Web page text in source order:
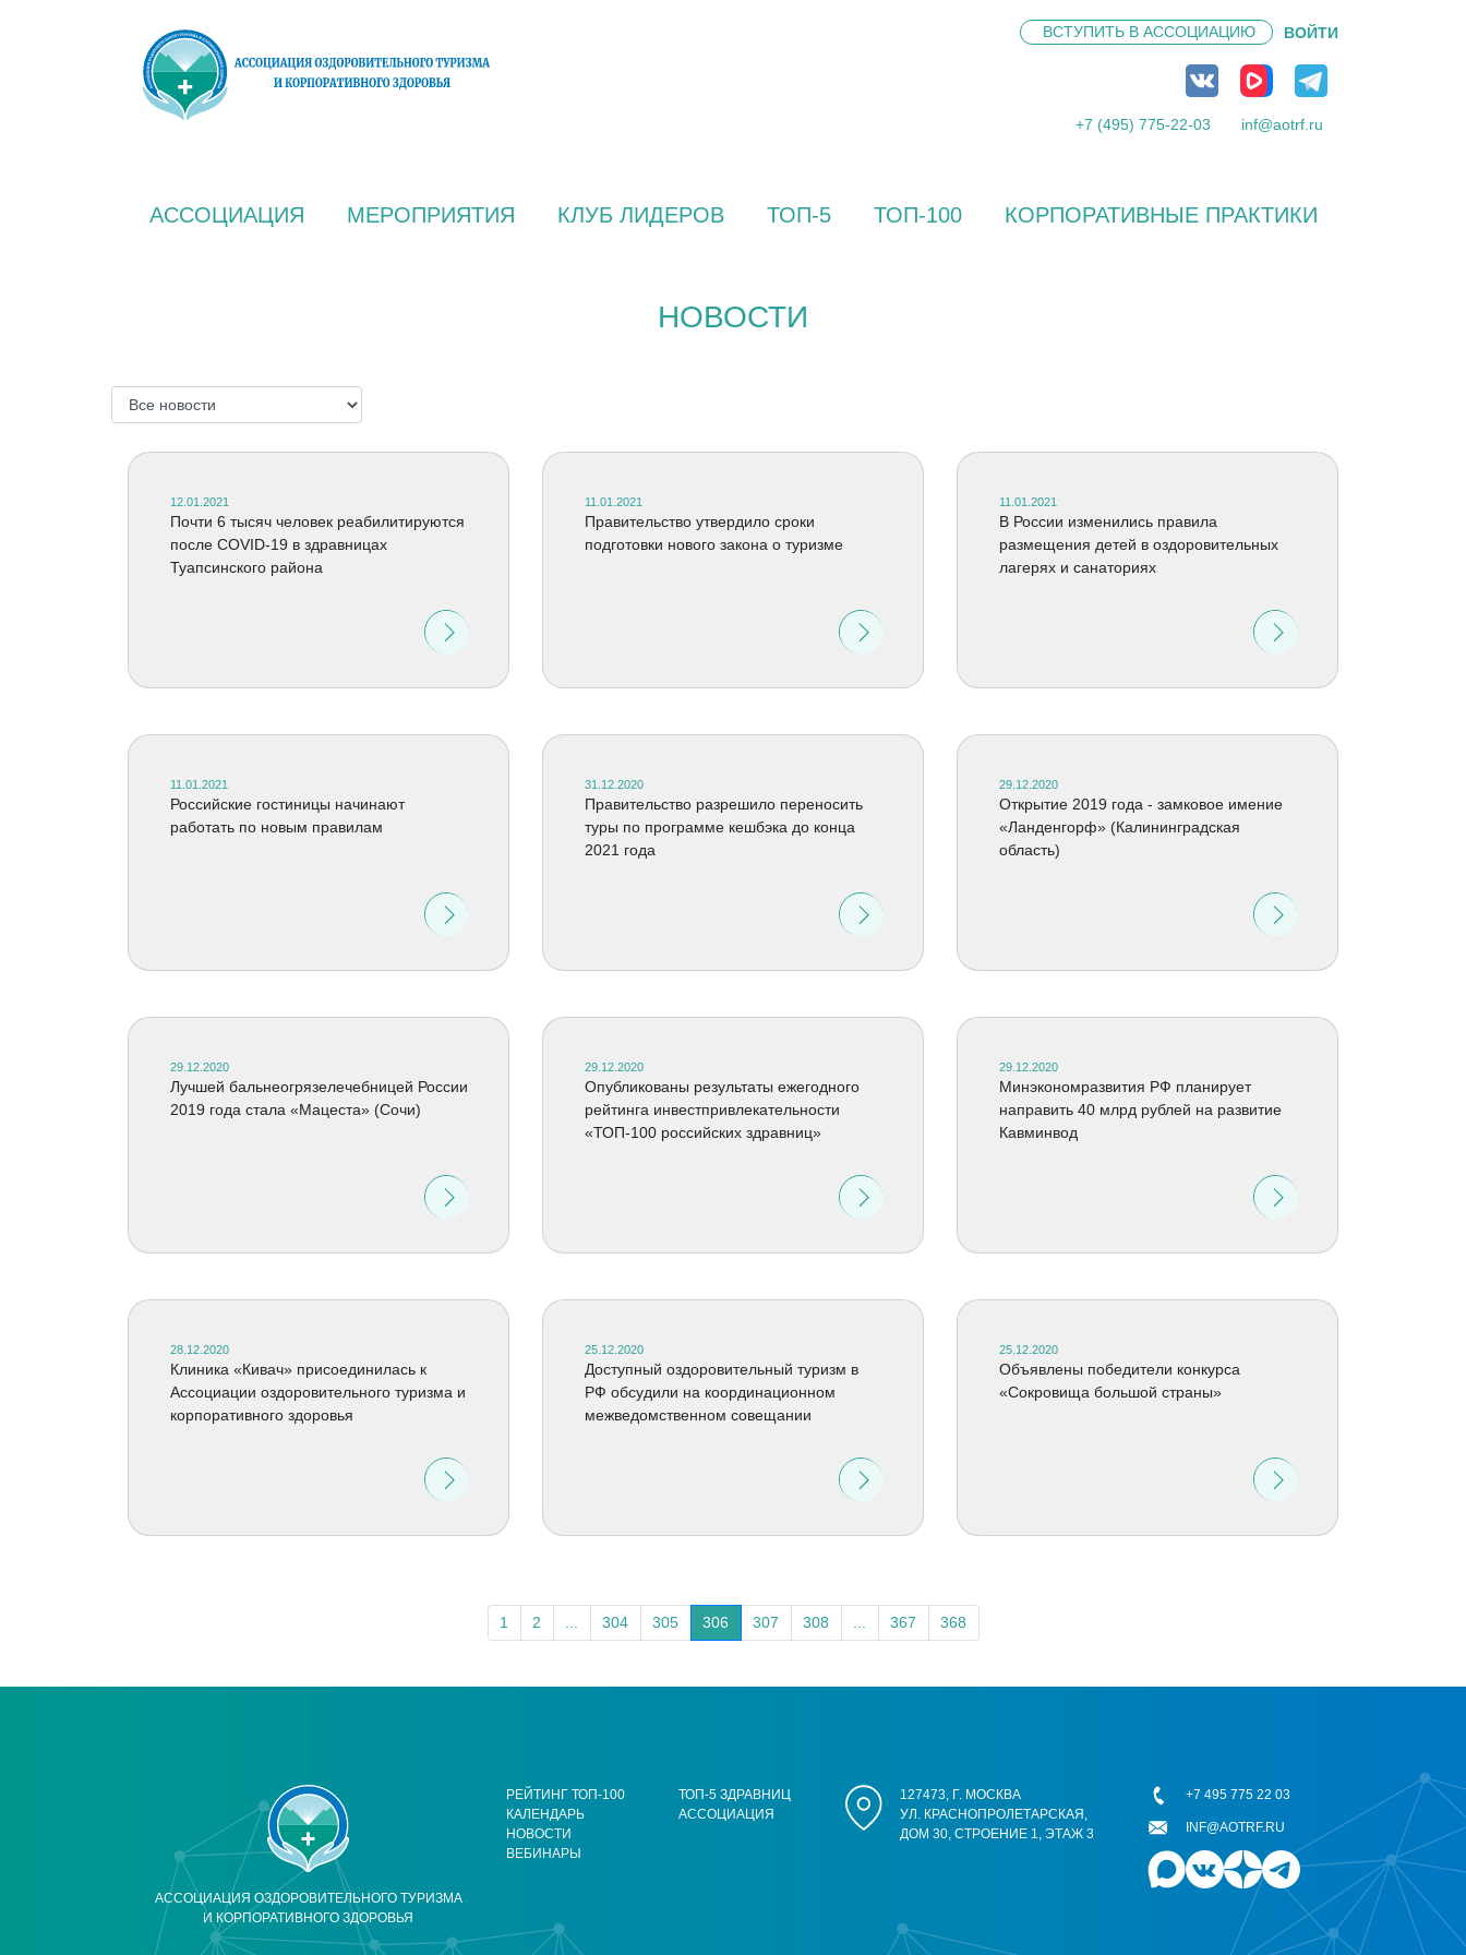
ВСТУПИТЬ В АССОЦИАЦИЮ ВОЙТИ
+7 (495) 775-22-03 inf@aotrf.ru
АССОЦИАЦИЯ МЕРОПРИЯТИЯ КЛУБ ЛИДЕРОВ ТОП-5 ТОП-100 КОРПОРАТИВНЫЕ ПРАКТИКИ
НОВОСТИ
12.01.2021
Почти 6 тысяч человек реабилитируются
после СOVID-19 в здравницах
Туапсинского района
11.01.2021
Правительство утвердило сроки
подготовки нового закона о туризме
11.01.2021
В России изменились правила
размещения детей в оздоровительных
лагерях и санаториях
11.01.2021
Российские гостиницы начинают
работать по новым правилам
31.12.2020
Правительство разрешило переносить
туры по программе кешбэка до конца
2021 года
29.12.2020
Открытие 2019 года - замковое имение
«Ланденгорф» (Калининградская
область)
29.12.2020
Лучшей бальнеогрязелечебницей России
2019 года стала «Мацеста» (Сочи)
29.12.2020
Опубликованы результаты ежегодного
рейтинга инвестпривлекательности
«ТОП-100 российских здравниц»
29.12.2020
Минэкономразвития РФ планирует
направить 40 млрд рублей на развитие
Кавминвод
28.12.2020
Клиника «Кивач» присоединилась к
Ассоциации оздоровительного туризма и
корпоративного здоровья
25.12.2020
Доступный оздоровительный туризм в
РФ обсудили на координационном
межведомственном совещании
25.12.2020
Объявлены победители конкурса
«Сокровища большой страны»
1 2 304 305 306 307 308 367 368
АССОЦИАЦИЯ ОЗДОРОВИТЕЛЬНОГО ТУРИЗМА
И КОРПОРАТИВНОГО ЗДОРОВЬЯ
РЕЙТИНГ ТОП-100
КАЛЕНДАРЬ
НОВОСТИ
ВЕБИНАРЫ
ТОП-5 ЗДРАВНИЦ
АССОЦИАЦИЯ
127473, Г. МОСКВА
УЛ. КРАСНОПРОЛЕТАРСКАЯ,
ДОМ 30, СТРОЕНИЕ 1, ЭТАЖ 3
+7 495 775 22 03
INF@AOTRF.RU